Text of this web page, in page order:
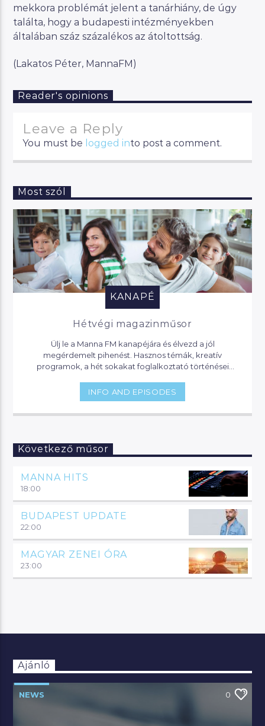
mekkora problémát jelent a tanárhiány, de úgy
találta, hogy a budapesti intézményekben
általában száz százalékos az átoltottság.
(Lakatos Péter, MannaFM)
Reader's opinions
Leave a Reply
You must be logged into post a comment.
Most szól
KANAPÉ
Hétvégi magazinműsor
Ülj le a Manna FM kanapéjára és élvezd a jól
megérdemelt pihenést. Hasznos témák, kreatív
programok, a hét sokakat foglalkoztató történései
foglalsz nálunk.
INFO AND EPISODES
Következő műsor
MANNA HITS
18:00
BUDAPEST UPDATE
22:00
MAGYAR ZENEI ÓRA
23:00
Ajánló
NEWS 0